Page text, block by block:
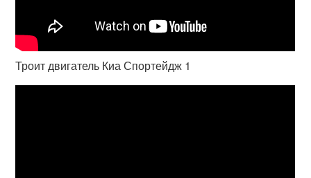
Троит двигатель Киа Спортейдж 1